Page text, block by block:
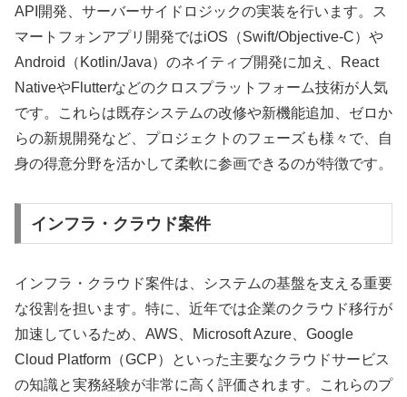
API開発、サーバーサイドロジックの実装を行います。ス
マートフォンアプリ開発ではiOS（Swift/Objective-C）や
Android（Kotlin/Java）のネイティブ開発に加え、React
NativeやFlutterなどのクロスプラットフォーム技術が人気
です。これらは既存システムの改修や新機能追加、ゼロか
らの新規開発など、プロジェクトのフェーズも様々で、自
身の得意分野を活かして柔軟に参画できるのが特徴です。
インフラ・クラウド案件
インフラ・クラウド案件は、システムの基盤を支える重要
な役割を担います。特に、近年では企業のクラウド移行が
加速しているため、AWS、Microsoft Azure、Google
Cloud Platform（GCP）といった主要なクラウドサービス
の知識と実務経験が非常に高く評価されます。これらのプ